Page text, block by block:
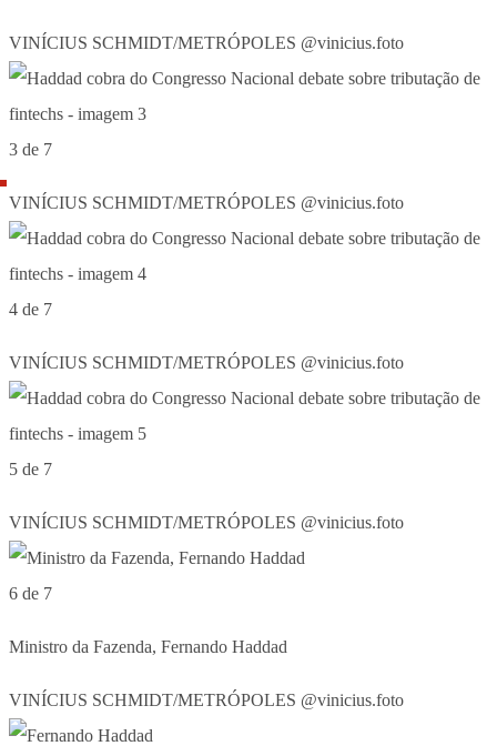
VINÍCIUS SCHMIDT/METRÓPOLES @vinicius.foto
3 de 7
VINÍCIUS SCHMIDT/METRÓPOLES @vinicius.foto
4 de 7
VINÍCIUS SCHMIDT/METRÓPOLES @vinicius.foto
5 de 7
VINÍCIUS SCHMIDT/METRÓPOLES @vinicius.foto
6 de 7
Ministro da Fazenda, Fernando Haddad
VINÍCIUS SCHMIDT/METRÓPOLES @vinicius.foto